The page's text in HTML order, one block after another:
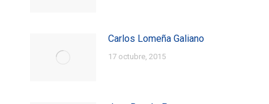
Carlos Lomeña Galiano
17 octubre, 2015